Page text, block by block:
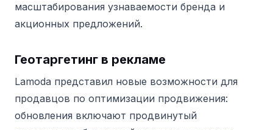
масштабирования узнаваемости бренда и
акционных предложений.
Геотаргетинг в рекламе
Lamoda представил новые возможности для
продавцов по оптимизации продвижения:
обновления включают продвинутый